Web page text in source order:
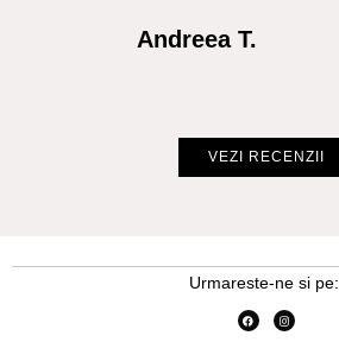
Andreea T.
VEZI RECENZII
Urmareste-ne si pe: